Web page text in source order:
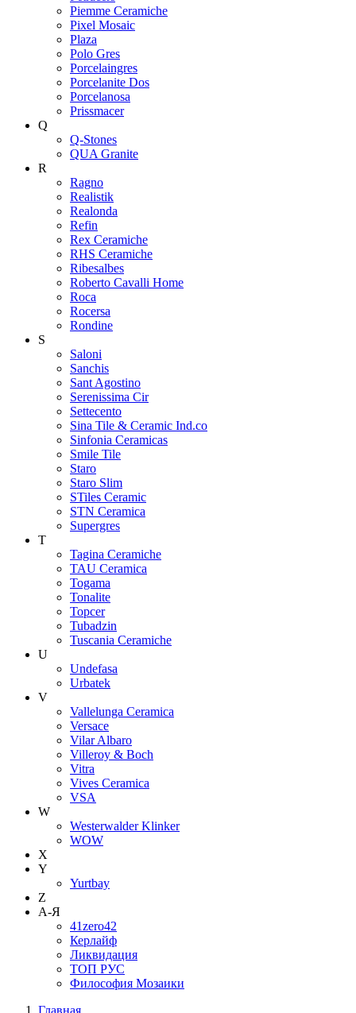
Piemme Ceramiche
Pixel Mosaic
Plaza
Polo Gres
Porcelaingres
Porcelanite Dos
Porcelanosa
Prissmacer
Q
Q-Stones
QUA Granite
R
Ragno
Realistik
Realonda
Refin
Rex Ceramiche
RHS Ceramiche
Ribesalbes
Roberto Cavalli Home
Roca
Rocersa
Rondine
S
Saloni
Sanchis
Sant Agostino
Serenissima Cir
Settecento
Sina Tile & Ceramic Ind.co
Sinfonia Ceramicas
Smile Tile
Staro
Staro Slim
STiles Ceramic
STN Ceramica
Supergres
T
Tagina Ceramiche
TAU Ceramica
Togama
Tonalite
Topcer
Tubadzin
Tuscania Ceramiche
U
Undefasa
Urbatek
V
Vallelunga Ceramica
Versace
Vilar Albaro
Villeroy & Boch
Vitra
Vives Ceramica
VSA
W
Westerwalder Klinker
WOW
X
Y
Yurtbay
Z
А-Я
41zero42
Керлайф
Ликвидация
ТОП РУС
Философия Мозаики
Главная